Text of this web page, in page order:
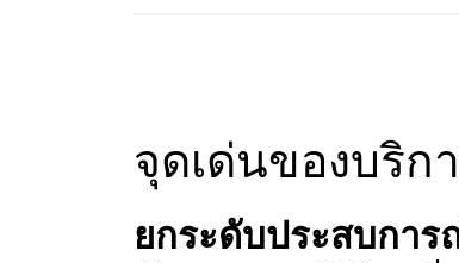
จุดเด่นของบริก
ยกระดับประสบการ